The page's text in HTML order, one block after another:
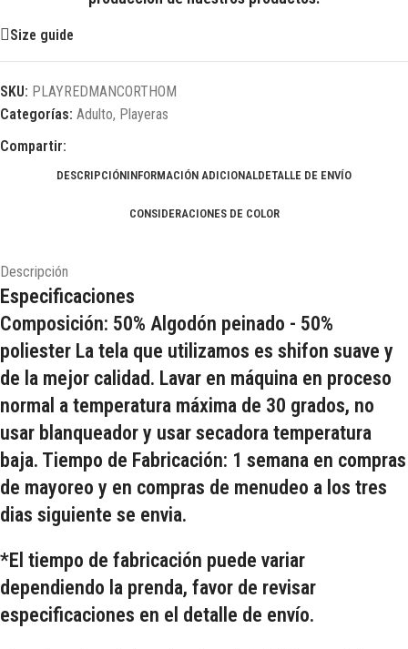
Size guide
SKU: PLAYREDMANCORTHOM
Categorías: Adulto, Playeras
Compartir:
DESCRIPCIÓNINFORMACIÓN ADICIONALDETALLE DE ENVÍO
CONSIDERACIONES DE COLOR
Descripción
Especificaciones
Composición: 50% Algodón peinado - 50%
poliester La tela que utilizamos es shifon suave y
de la mejor calidad. Lavar en máquina en proceso
normal a temperatura máxima de 30 grados, no
usar blanqueador y usar secadora temperatura
baja. Tiempo de Fabricación: 1 semana en compras
de mayoreo y en compras de menudeo a los tres
dias siguiente se envia.
*El tiempo de fabricación puede variar
dependiendo la prenda, favor de revisar
especificaciones en el detalle de envío.